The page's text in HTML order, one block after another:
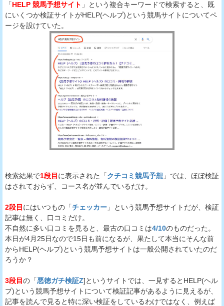
「HELP 競馬予想サイト 」という複合キーワードで検索すると、既
にいくつか検証サイトがHELP(ヘルプ)という競馬サイトについてペ
ージを設けていた。
検索結果で1段目に表示された「クチコミ競馬予想 」では、ほぼ検証
はされておらず、コース名が並んでいるだけ。
2段目にはいつもの「チェッカー 」という競馬予想サイトだが、検証
記事は無く、口コミだけ。
不自然に多い口コミを見ると、最古の口コミは4/10のものだった。
本日が4月25日なので15日も前になるが、果たして本当にそんな前
からHELP(ヘルプ)という競馬予想サイトは一般公開されていたのだ
ろうか？
3段目の「悪徳ガチ検証Z]というサイトでは、一見するとHELP(ヘル
プ)という競馬予想サイトについて検証記事があるように見えるが、
記事を読んで見ると特に深い検証をしているわけではなく、例えば